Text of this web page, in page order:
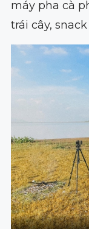
máy pha cà
trái cây,